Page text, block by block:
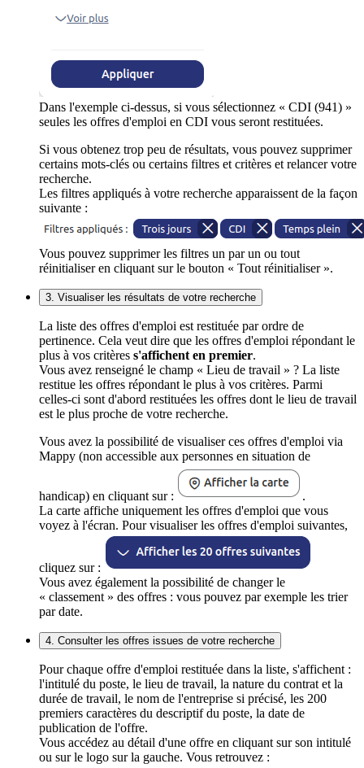
Dans l'exemple ci-dessus, si vous sélectionnez « CDI (941) »
seules les offres d'emploi en CDI vous seront restituées.
Si vous obtenez trop peu de résultats, vous pouvez supprimer
certains mots-clés ou certains filtres et critères et relancer votre
recherche.
Les filtres appliqués à votre recherche apparaissent de la façon
suivante :
Vous pouvez supprimer les filtres un par un ou tout
réinitialiser en cliquant sur le bouton « Tout réinitialiser ».
3. Visualiser les résultats de votre recherche
La liste des offres d'emploi est restituée par ordre de
pertinence. Cela veut dire que les offres d'emploi répondant le
plus à vos critères s'affichent en premier.
Vous avez renseigné le champ « Lieu de travail » ? La liste
restitue les offres répondant le plus à vos critères. Parmi
celles-ci sont d'abord restituées les offres dont le lieu de travail
est le plus proche de votre recherche.
Vous avez la possibilité de visualiser ces offres d'emploi via
Mappy (non accessible aux personnes en situation de
handicap) en cliquant sur :
.
La carte affiche uniquement les offres d'emploi que vous
voyez à l'écran. Pour visualiser les offres d'emploi suivantes,
cliquez sur :
Vous avez également la possibilité de changer le
« classement » des offres : vous pouvez par exemple les trier
par date.
4. Consulter les offres issues de votre recherche
Pour chaque offre d'emploi restituée dans la liste, s'affichent :
l'intitulé du poste, le lieu de travail, la nature du contrat et la
durée de travail, le nom de l'entreprise si précisé, les 200
premiers caractères du descriptif du poste, la date de
publication de l'offre.
Vous accédez au détail d'une offre en cliquant sur son intitulé
ou sur le logo sur la gauche. Vous retrouvez :